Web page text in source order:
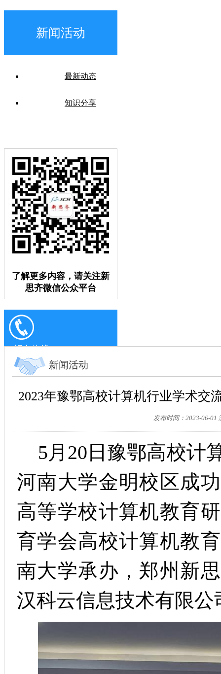
新闻活动
最新动态
知识分享
了解更多内容，请关注新
思齐微信公众平台
报名热线：
0371-63697068
新闻活动
2023年豫鄂高校计算机行业学术交
发布时间：2023-06-01
5月 20 日豫鄂高校计
河南大学金明校区成
高等学校计算机教育
育学会高校计算机教
南大学承办，郑州新
汉科云信息技术有限公